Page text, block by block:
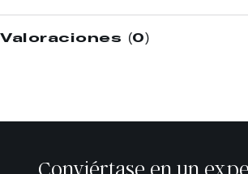
Valoraciones (0)
Conviértase en un